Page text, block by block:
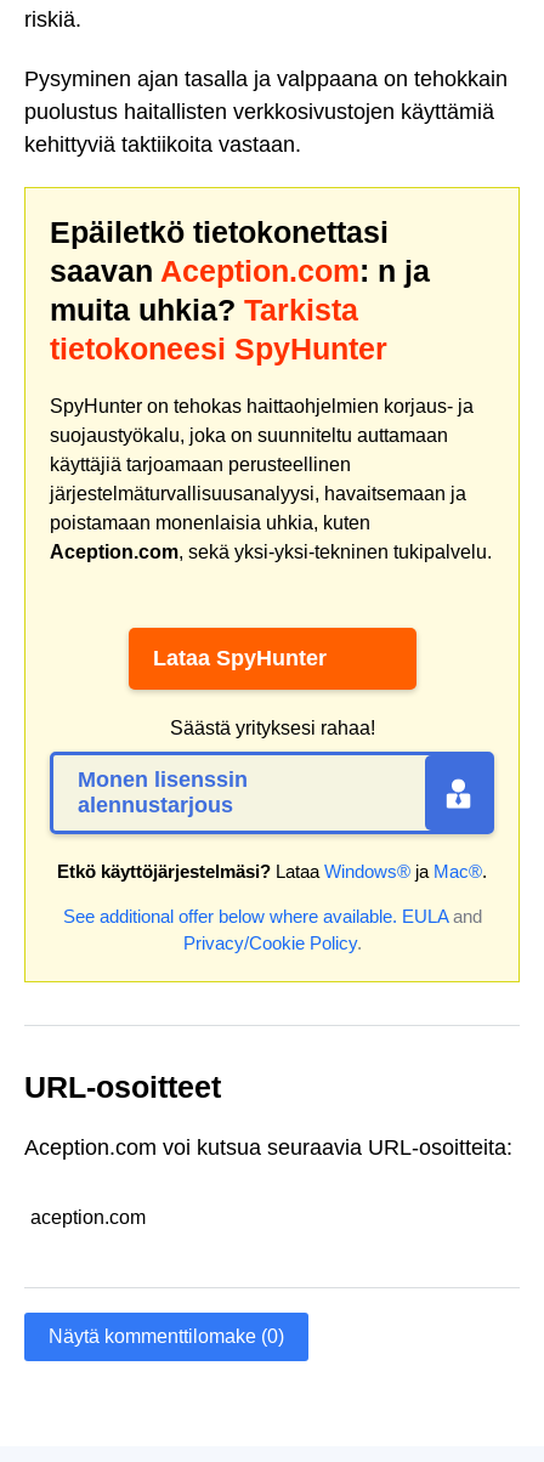
riskiä.
Pysyminen ajan tasalla ja valppaana on tehokkain
puolustus haitallisten verkkosivustojen käyttämiä
kehittyviä taktiikoita vastaan.
Epäiletkö tietokonettasi
saavan Aception.com: n ja
muita uhkia? Tarkista
tietokoneesi SpyHunter
SpyHunter on tehokas haittaohjelmien korjaus- ja
suojaustyökalu, joka on suunniteltu auttamaan
käyttäjiä tarjoamaan perusteellinen
järjestelmäturvallisuusanalyysi, havaitsemaan ja
poistamaan monenlaisia uhkia, kuten
Aception.com, sekä yksi-yksi-tekninen tukipalvelu.
Lataa SpyHunter
Säästä yrityksesi rahaa!
Monen lisenssin
alennustarjous
Etkö käyttöjärjestelmäsi? Lataa Windows® ja Mac®.
See additional offer below where available. EULAand
Privacy/Cookie Policy.
URL-osoitteet
Aception.com voi kutsua seuraavia URL-osoitteita:
aception.com
Näytä kommenttilomake (0)